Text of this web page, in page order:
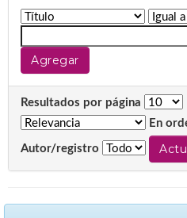
Resultados por página
En
Autor/registro